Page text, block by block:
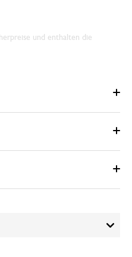
und enthalten die